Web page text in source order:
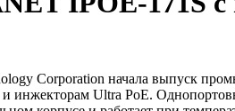
Corporation начала выпуск
Ultra PoE.